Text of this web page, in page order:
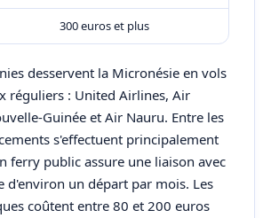
300 euros et plus
desservent la Micronésie en vols
réguliers : United Airlines, Air
Guinée et Air Nauru. Entre les
s'effectuent principalement
ferry public assure une liaison avec
d'environ un départ par mois. Les
coûtent entre 80 et 200 euros